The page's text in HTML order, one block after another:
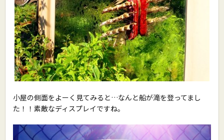
小屋の側面をよーく見てみると…なんと船が滝を登ってまし
た！！素敵なディスプレイですね。